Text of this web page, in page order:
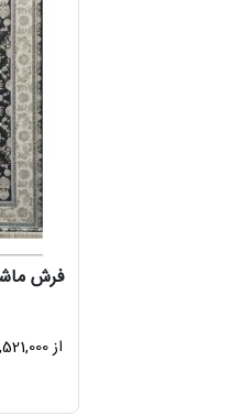
از 1,521,000 تومان تا 78,750,000 تومان